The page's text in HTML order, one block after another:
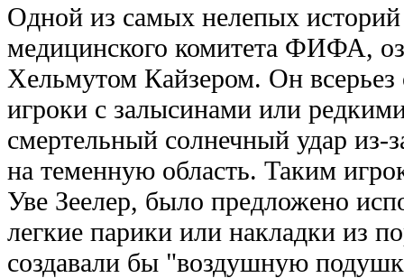
Одной из самых нелепых историй
медицинского комитета ФИФА,
Хельмутом Кайзером. Он всерьез
игроки с залысинами или
смертельный солнечный удар из-
на теменную область. Таким
Уве Зеелер, было предложено
легкие парики или накладки из
создавали бы "воздушную